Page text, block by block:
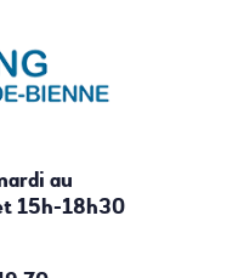
au
15h-18h30
DE-BIENNE
Jura